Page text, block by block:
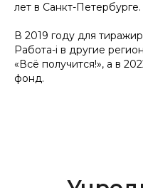
лет в Санкт-Петербурге.
В 2019 году для
Работа-i в другие
«Всё получится!», а в
фонд.